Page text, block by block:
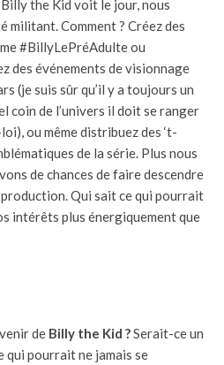
the Kid voit le jour, nous
Comment ? Créez des
#BillyLePréAdulte ou
des événements de visionnage
(je suis sûr qu’il y a toujours un
coin de l’univers il doit se ranger
ou même distribuez des ‘t-
de la série. Plus nous
de chances de faire descendre
Qui sait ce qui pourrait
intérêts plus énergiquement que
de Billy the Kid ?Serait-ce un
qui pourrait ne jamais se